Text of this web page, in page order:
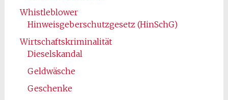
Whistleblower
Hinweisgeberschutzgesetz (HinSchG)
Wirtschaftskriminalität
Dieselskandal
Geldwäsche
Geschenke